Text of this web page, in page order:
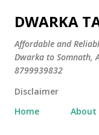
DWARKA
Affordable and
Dwarka to Somnath,
8799939832
Disclaimer
Home
About